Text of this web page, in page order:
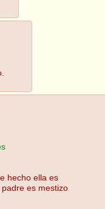
hecho ella es
es mestizo